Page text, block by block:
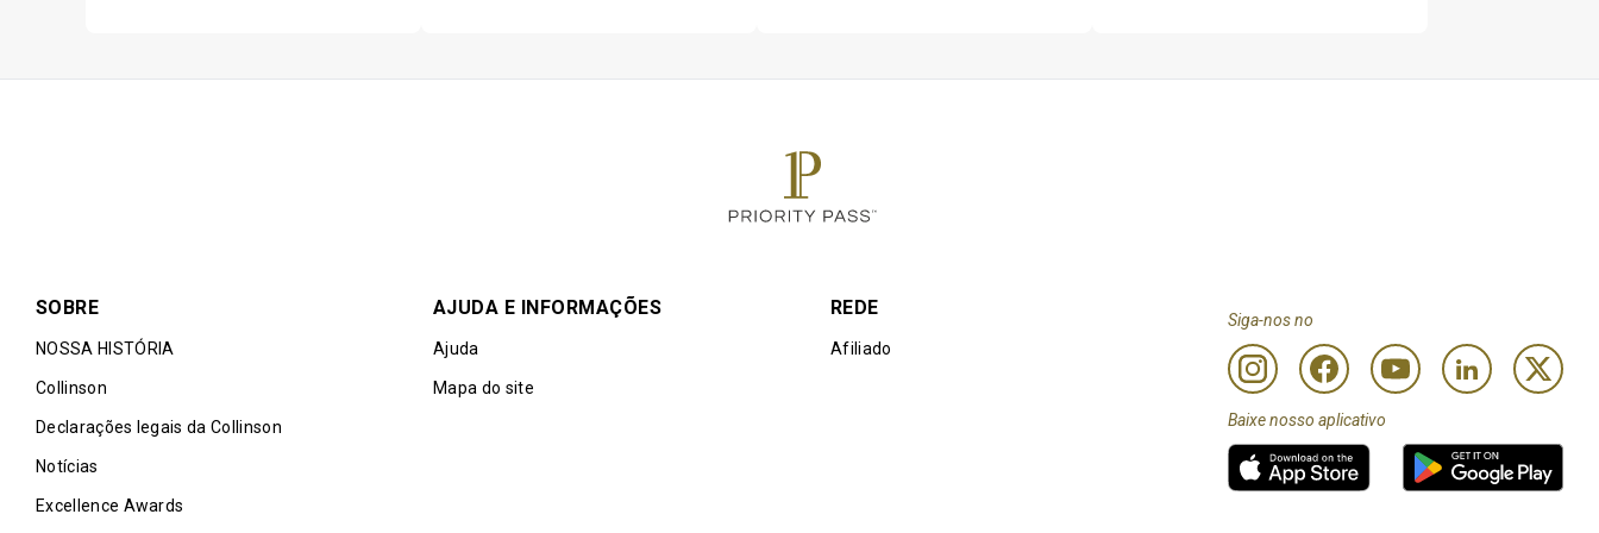
os benefícios da visita à sala VIP dos Clientes.
Usar benefícios repetidamente dentro de uma única visita ao aeroporto pode resultar em cobranças do seu
Máximo de Unlimited convidados por titular do cartão
SOBRE
NOSSA HISTÓRIA
Collinson
Declarações legais da Collinson
Notícias
Excellence Awards
AJUDA E INFORMAÇÕES
Ajuda
Mapa do site
REDE
Afiliado
Siga-nos no
Baixe nosso aplicativo